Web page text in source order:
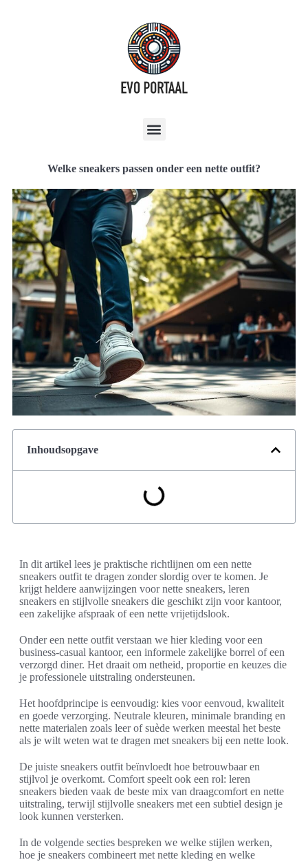
Welke sneakers passen onder een nette outfit?
Inhoudsopgave
In dit artikel lees je praktische richtlijnen om een nette
sneakers outfit te dragen zonder slordig over te komen. Je
krijgt heldere aanwijzingen voor nette sneakers, leren
sneakers en stijlvolle sneakers die geschikt zijn voor kantoor,
een zakelijke afspraak of een nette vrijetijdslook.
Onder een nette outfit verstaan we hier kleding voor een
business-casual kantoor, een informele zakelijke borrel of een
verzorgd diner. Het draait om netheid, proportie en keuzes die
je professionele uitstraling ondersteunen.
Het hoofdprincipe is eenvoudig: kies voor eenvoud, kwaliteit
en goede verzorging. Neutrale kleuren, minimale branding en
nette materialen zoals leer of suède werken meestal het beste
als je wilt weten wat te dragen met sneakers bij een nette look.
De juiste sneakers outfit beïnvloedt hoe betrouwbaar en
stijlvol je overkomt. Comfort speelt ook een rol: leren
sneakers bieden vaak de beste mix van draagcomfort en nette
uitstraling, terwijl stijlvolle sneakers met een subtiel design je
look kunnen versterken.
In de volgende secties bespreken we welke stijlen werken,
hoe je sneakers combineert met nette kleding en welke